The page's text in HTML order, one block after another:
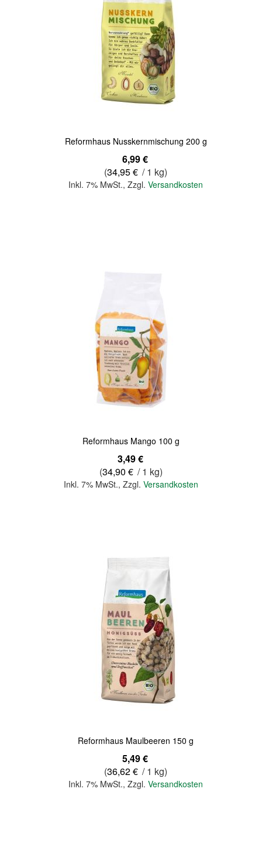
Reformhaus Nusskernmischung 200 g
6,99 €
(34,95 € / 1 kg)
Inkl. 7% MwSt.,Zzgl.Versandkosten
Reformhaus Mango 100 g
3,49 €
(34,90 € / 1 kg)
Inkl. 7% MwSt., Zzgl. Versandkosten
Reformhaus Maulbeeren 150 g
5,49 €
(36,62 € / 1 kg)
Inkl. 7% MwSt.,Zzgl.Versandkosten